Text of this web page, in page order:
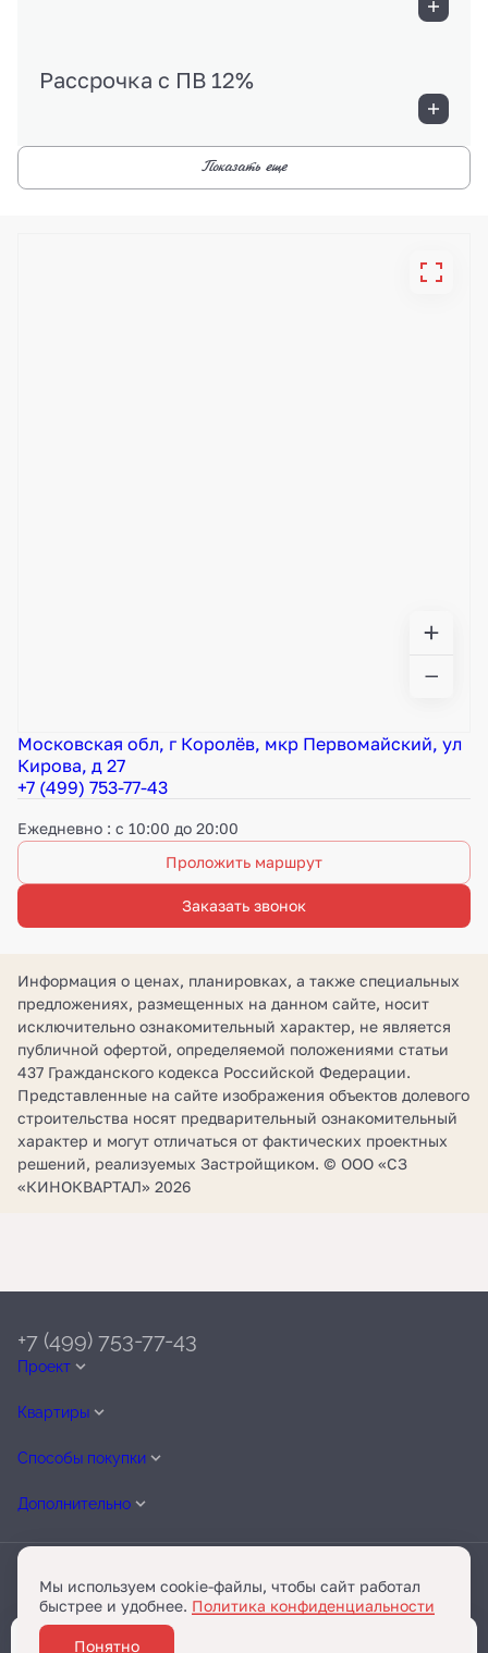
Рассрочка с ПВ 12%
Показать еще
Московская обл, г Королёв, мкр Первомайский, ул
Кирова, д 27
+7 (499) 753-77-43
Ежедневно : с 10:00 до 20:00
Проложить маршрут
Заказать звонок
Информация о ценах, планировках, а также специальных
предложениях, размещенных на данном сайте, носит
исключительно ознакомительный характер, не является
публичной офертой, определяемой положениями статьи
437 Гражданского кодекса Российской Федерации.
Представленные на сайте изображения объектов долевого
строительства носят предварительный ознакомительный
характер и могут отличаться от фактических проектных
решений, реализуемых Застройщиком. © ООО «СЗ
«КИНОКВАРТАЛ» 2026
Проект
Квартиры
Способы покупки
Дополнительно
+7 (499) 753-77-43
Telegram
Мы используем cookie-файлы, чтобы сайт работал
быстрее и удобнее. Политика конфиденциальности
Понятно